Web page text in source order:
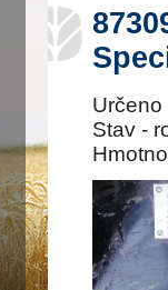
Určeno
Stav -